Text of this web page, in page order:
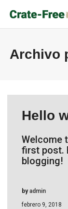
Archivo
Hello
Welcome
first post.
blogging!
febrero 9, 2018
byadmin